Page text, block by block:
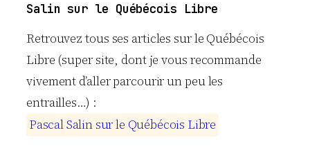
Salin sur le Québécois Libre
Retrouvez tous ses articles sur le Québécois
Libre (super site, dont je vous recommande
vivement d’aller parcourir un peu les
entrailles…) :
PascalSalin surle Québécois Libre